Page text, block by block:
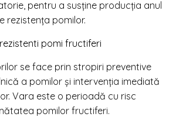
pentru a susține producția anul
rezistența pomilor.
pomi fructiferi
se face prin stropiri preventive
a pomilor și intervenția imediată
Vara este o perioadă cu risc
pomilor fructiferi.